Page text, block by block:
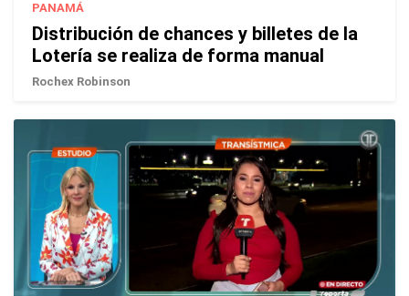
PANAMÁ
Distribución de chances y billetes de la
Lotería se realiza de forma manual
Rochex Robinson